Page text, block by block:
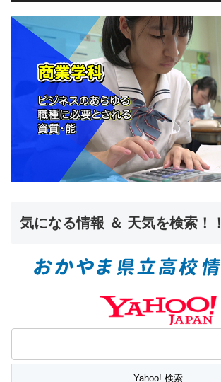
気になる情報 ＆ 天気を検索！！